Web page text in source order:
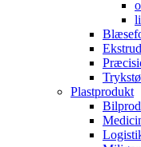
Plastprodukt